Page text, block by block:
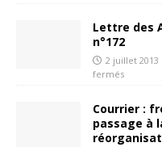
Lettre des
n°172
2 juillet 2013
fermés
Courrier :
passage à